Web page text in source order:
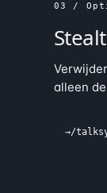
03 /
alleen
→/